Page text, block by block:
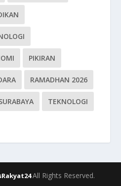
PIKIRAN
RAMADHAN 2026
TEKNOLOGI
All Rights Reserved.